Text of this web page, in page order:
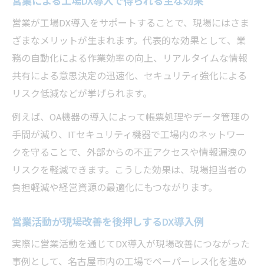
営業が工場DX導入をサポートすることで、現場にはさま
ざまなメリットが生まれます。代表的な効果として、業
務の自動化による作業効率の向上、リアルタイムな情報
共有による意思決定の迅速化、セキュリティ強化による
リスク低減などが挙げられます。
例えば、OA機器の導入によって帳票処理やデータ管理の
手間が減り、ITセキュリティ機器で工場内のネットワー
クを守ることで、外部からの不正アクセスや情報漏洩の
リスクを軽減できます。こうした効果は、現場担当者の
負担軽減や経営資源の最適化にもつながります。
営業活動が現場改善を後押しするDX導入例
実際に営業活動を通じてDX導入が現場改善につながった
事例として、名古屋市内の工場でペーパーレス化を進め